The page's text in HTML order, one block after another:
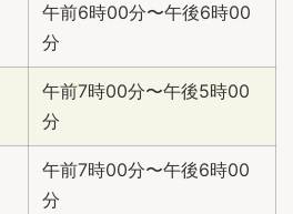
午前6時00分〜午後6時00
分
午前7時00分〜午後5時00
分
午前7時00分〜午後6時00
分